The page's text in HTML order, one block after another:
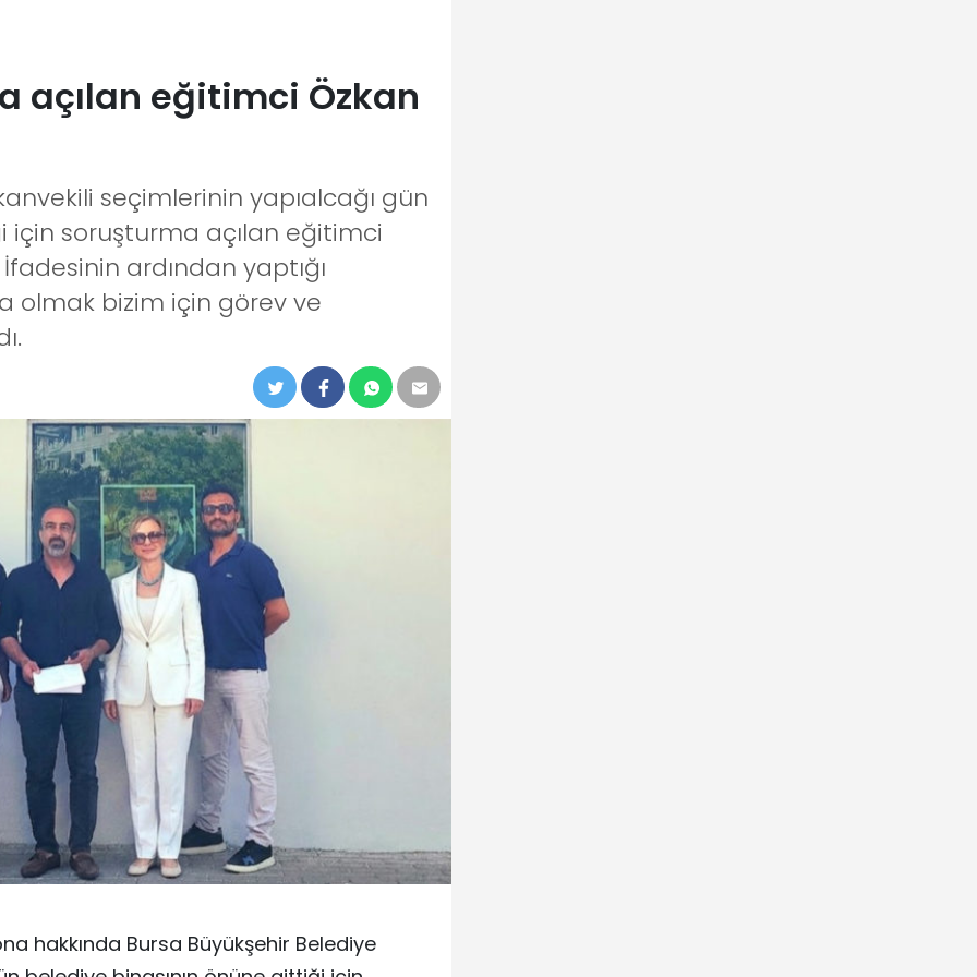
açılan eğitimci Özkan
seçimlerinin yapıalcağı gün
için soruşturma açılan eğitimci
ardından yaptığı
olmak bizim için görev ve
hakkında Bursa Büyükşehir Belediye